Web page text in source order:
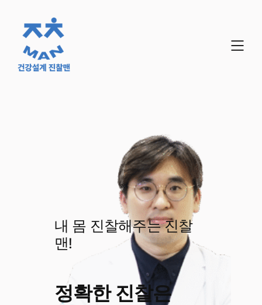
내 몸 진찰해주는 진찰
맨!
정확한 진찰은